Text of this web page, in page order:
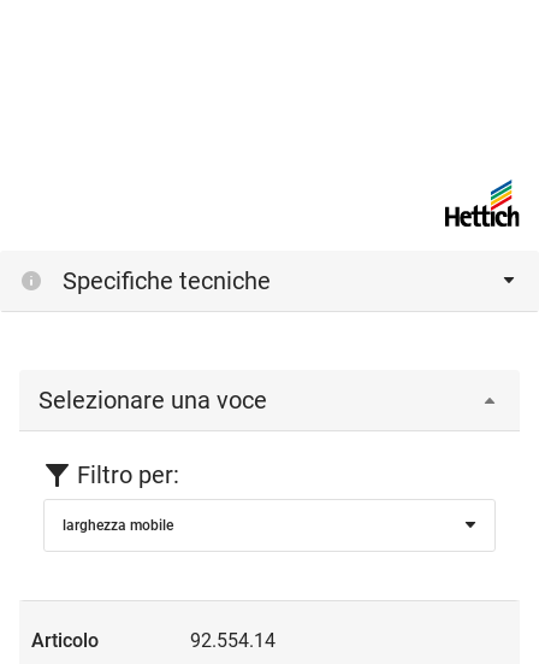
Specifiche tecniche
Selezionare una voce
Filtro per:
larghezza mobile
92.554.14